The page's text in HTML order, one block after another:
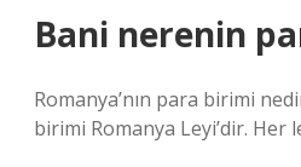
Bani nerenin
Romanya’nın para birimi
birimi Romanya Leyi’dir. Her